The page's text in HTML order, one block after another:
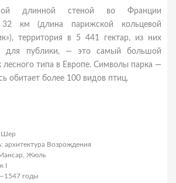
длинной стеной во Франции
32 км (длина парижской кольцевой
территория в 5 441 гектар, из них
для публики, — это самый большой
типа в Европе. Символы парка —
обитает более 100 видов птиц.
Шер
: архитектура Возрождения
Жюль
I
годы